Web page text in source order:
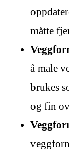
måtte
å male
brukes
og fin